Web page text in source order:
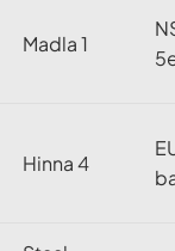
Madla 1
Hinna 4